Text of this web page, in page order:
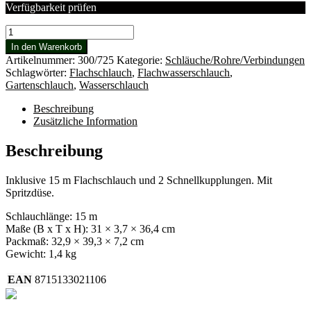
Verfügbarkeit prüfen
Schlauchtrommel
Menge
In den Warenkorb
Artikelnummer: 300/725 Kategorie: Schläuche/Rohre/Verbindungen
Schlagwörter: Flachschlauch, Flachwasserschlauch,
Gartenschlauch, Wasserschlauch
Beschreibung
Zusätzliche Information
Beschreibung
Inklusive 15 m Flachschlauch und 2 Schnellkupplungen. Mit
Spritzdüse.
Schlauchlänge: 15 m
Maße (B x T x H): 31 × 3,7 × 36,4 cm
Packmaß: 32,9 × 39,3 × 7,2 cm
Gewicht: 1,4 kg
EAN 8715133021106